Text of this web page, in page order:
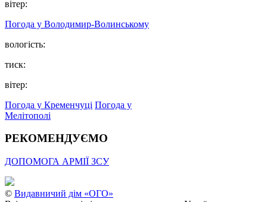
вітер:
Погода у Володимир-Волинському
вологість:
тиск:
вітер:
Погода у Кременчуці Погода у
Мелітополі
РЕКОМЕНДУЄМО
ДОПОМОГА АРМІЇ ЗСУ
© Видавничий дім «ОГО»